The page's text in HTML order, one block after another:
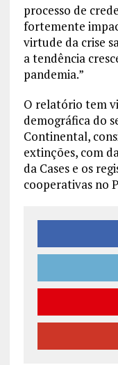
processo de
fortemente
virtude da crise
a tendência
pandemia.”
O relatório tem
demográfica do
Continental,
extinções, com
da Cases e os
cooperativas no